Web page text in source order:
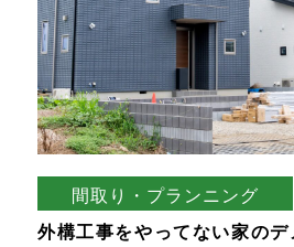
間取り・プランニング
外構工事をやってない家の